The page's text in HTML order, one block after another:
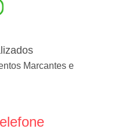
Marcantes e